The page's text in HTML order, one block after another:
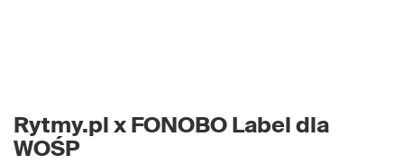
Rytmy.pl x FONOBO Label dla
WOŚP